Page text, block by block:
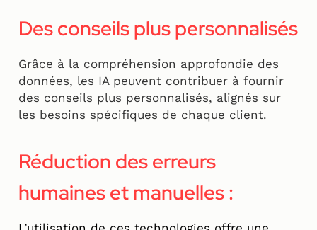
Des conseils plus personnalisés
Grâce à la compréhension approfondie des
données, les IA peuvent contribuer à fournir
des conseils plus personnalisés, alignés sur
les besoins spécifiques de chaque client.
Réduction des erreurs
humaines et manuelles :